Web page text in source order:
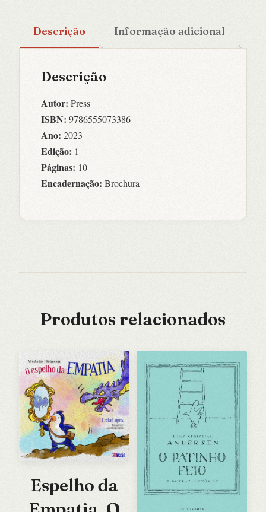
Descrição Informação adicional
Descrição
Autor: Press
ISBN: 9786555073386
Ano: 2023
Edição: 1
Páginas: 10
Encadernação: Brochura
Produtos relacionados
Espelho da